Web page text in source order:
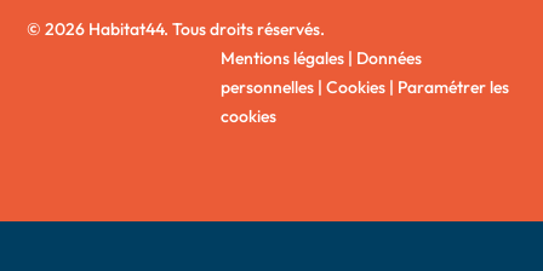
© 2026 Habitat44. Tous droits réservés.
Mentions légales | Données
personnelles |Cookies | Paramétrer les
cookies